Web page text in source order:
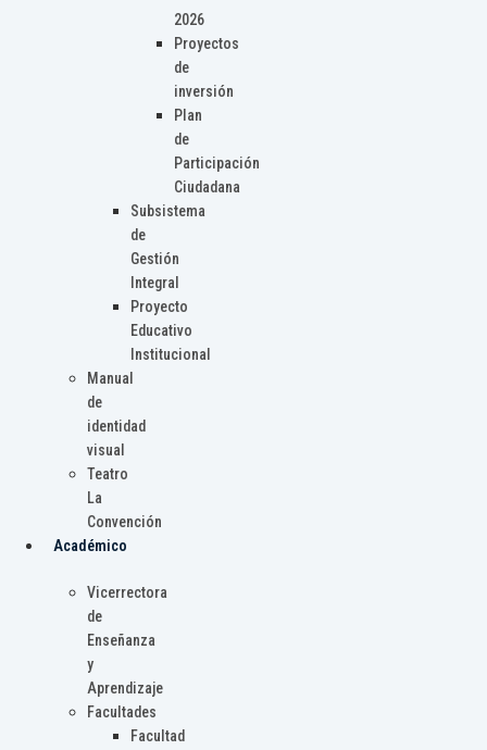
2026
Proyectos
de
inversión
Plan
de
Participación
Ciudadana
Subsistema
de
Gestión
Integral
Proyecto
Educativo
Institucional
Manual
de
identidad
visual
Teatro
La
Convención
Académico
Vicerrectora
de
Enseñanza
y
Aprendizaje
Facultades
Facultad